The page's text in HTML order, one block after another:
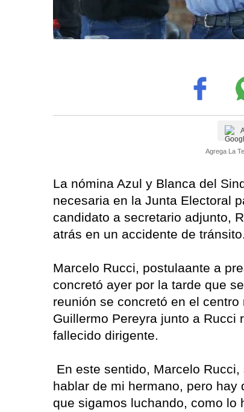
Agrega La
La nómina Azul y Blanca del
necesaria en la Junta Electoral
candidato a secretario adjunto,
atrás en un accidente de tránsito.
Marcelo Rucci, postulaante a
concretó ayer por la tarde que
reunión se concretó en el
Guillermo Pereyra junto a Rucci
fallecido dirigente.
En este sentido, Marcelo
hablar de mi hermano, pero hay
que sigamos luchando, como lo